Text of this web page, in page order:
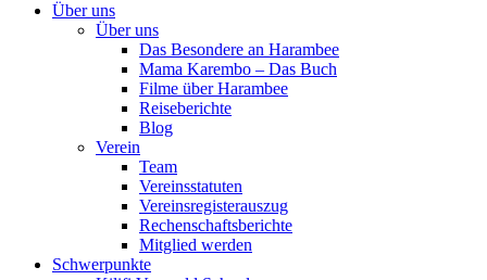
Über uns
Über uns
Das Besondere an Harambee
Mama Karembo – Das Buch
Filme über Harambee
Reiseberichte
Blog
Verein
Team
Vereinsstatuten
Vereinsregisterauszug
Rechenschaftsberichte
Mitglied werden
Schwerpunkte